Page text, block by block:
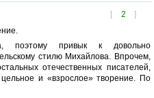
[ 2 ]
поэтому привык к довольно
стилю Михайлова. Впрочем,
отечественных писателей,
и «взрослое» творение. По